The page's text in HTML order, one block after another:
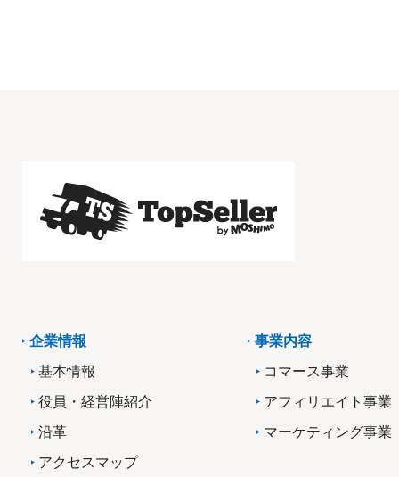
企業情報
基本情報
役員・経営陣紹介
沿革
アクセスマップ
事業内容
コマース事業
アフィリエイト事業
マーケティング事業